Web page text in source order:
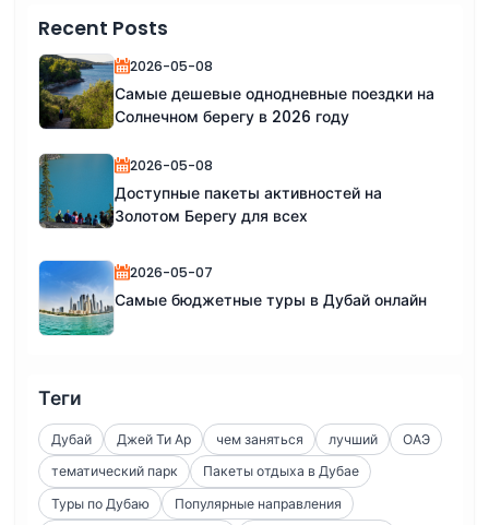
Recent Posts
2026-05-08
Самые дешевые однодневные поездки на
Солнечном берегу в 2026 году
2026-05-08
Доступные пакеты активностей на
Золотом Берегу для всех
2026-05-07
Самые бюджетные туры в Дубай онлайн
Теги
Дубай Джей Ти Ар чем заняться лучший
ОАЭ
тематический парк
Пакеты отдыха в Дубае
Туры по Дубаю
Популярные направления